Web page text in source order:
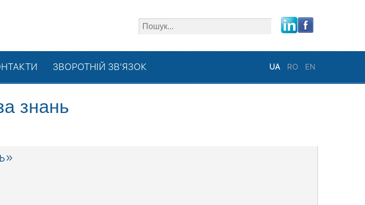
ЗВОРОТНІЙ ЗВ'ЯЗОК UA RO EN
знань
close